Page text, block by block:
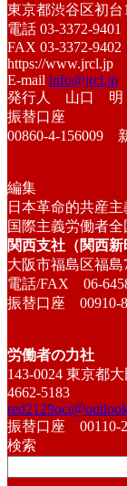
東京都渋谷区初台
電話 03-3372-9401
FAX 03-3372-9402
https://www.jrcl.jp
E-mail info@jrcl.jp
発行人 山口 明
振替口座
00860-4-156009
編集
日本革命的共産
国際主義労働者
関西支社（関西新
大阪市福島区福島
電話/FAX 06-
振替口座 00910-
労働者の力社
143-0024 東京都
4662-5183
振替口座 00110-
検索